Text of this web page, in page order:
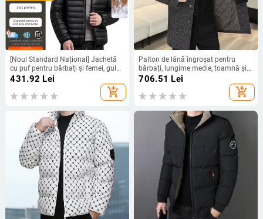
[Noul Standard Național] Jachetă
cu puf pentru bărbați și femei, guler
înalt ușor, protecție împotriva
431.92 Lei
add_shopping_cart
Palton de lână îngroșat pentru
bărbați, lungime medie, toamnă și
iarnă, casual, la modă, cu guler
occidental, din cașmir, din lână,
pentru bărbați
706.51 Lei
add_shopping_cart